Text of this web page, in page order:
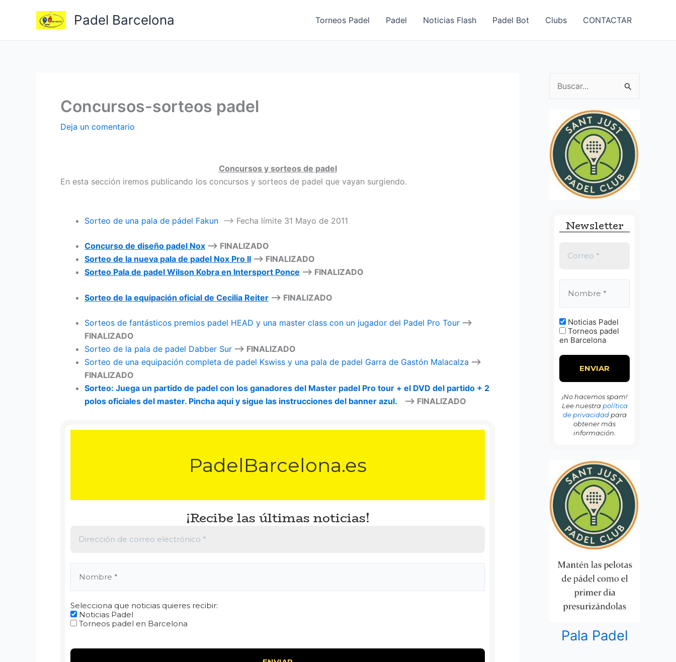
contenido
Padel Barcelona Torneos Padel Padel Noticias Flash Padel Bot Clubs CONTACTAR
Concursos-sorteos padel
Deja un comentario
Concursos y sorteos de padel
En esta sección iremos publicando los concursos y sorteos de padel que vayan surgiendo.
Sorteo de una pala de pádel Fakun –> Fecha límite 31 Mayo de 2011
Concurso de diseño padel Nox –> FINALIZADO
Sorteo de la nueva pala de padel Nox Pro II –> FINALIZADO
Sorteo Pala de padel Wilson Kobra en Intersport Ponce –> FINALIZADO
Sorteo de la equipación oficial de Cecilia Reiter –> FINALIZADO
Sorteos de fantásticos premios padel HEAD y una master class con un jugador del Padel Pro Tour –>
FINALIZADO
Sorteo de la pala de padel Dabber Sur –> FINALIZADO
Sorteo de una equipación completa de padel Kswiss y una pala de padel Garra de Gastón Malacalza –>
FINALIZADO
Sorteo: Juega un partido de padel con los ganadores del Master padel Pro tour + el DVD del partido + 2
polos oficiales del master. Pincha aqui y sigue las instrucciones del banner azul.
–> FINALIZADO
PadelBarcelona.es
¡Recibe las últimas noticias!
Selecciona que noticias quieres recibir:
Noticias Padel
Torneos padel en Barcelona
u
a
r
Newsletter
Noticias Padel
Torneos padel
en Barcelona
¡No hacemos spam!
Lee nuestra política
de privacidadpara
obtener más
información.
Pala Padel